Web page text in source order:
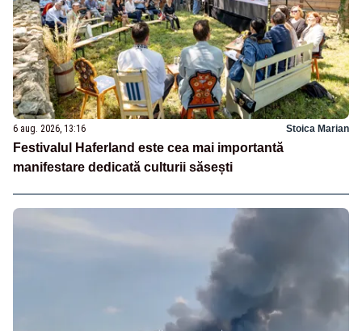
6 aug. 2026, 13:16 Stoica Marian
Festivalul Haferland este cea mai importantă
manifestare dedicată culturii săsești